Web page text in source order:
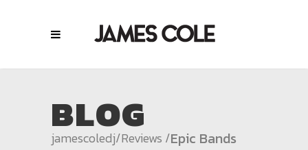
BLOG
jamescoledj/Reviews /Epic Bands